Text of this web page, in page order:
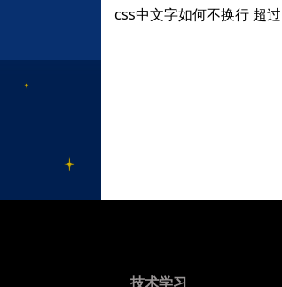
css中文字如何不换行 超
技术学习